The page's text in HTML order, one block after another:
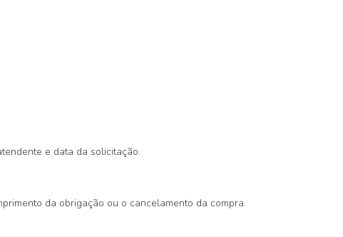
e data da solicitação.
da obrigação ou o cancelamento da compra.